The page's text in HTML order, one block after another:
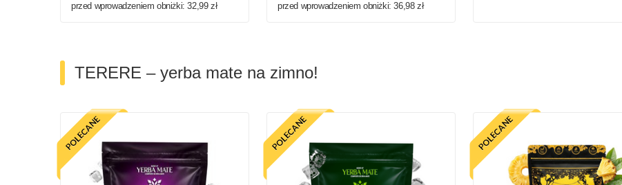
przed wprowadzeniem obniżki:32,99 zł
przed wprowadzeniem obniżki:36,98 zł
TERERE – yerba mate na zimno!